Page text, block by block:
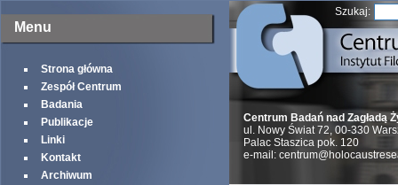
Menu
Strona główna
Zespół Centrum
Badania
Publikacje
Linki
Kontakt
Archiwum
Szukaj:
Centrum Badań nad Zagładą
ul. Nowy Świat 72, 00-330
Palac Staszica pok. 120
e-mail: